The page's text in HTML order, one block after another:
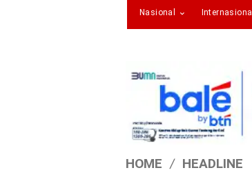
Nasional Internasional
HOME HEADLINE